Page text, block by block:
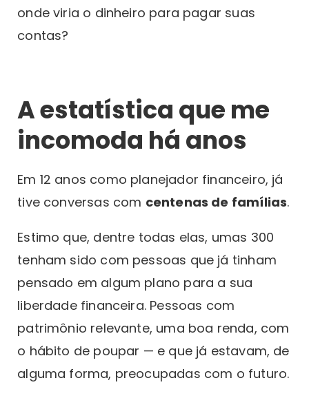
onde viria o dinheiro para pagar suas
contas?
A estatística que me
incomoda há anos
Em 12 anos como planejador financeiro, já
tive conversas com centenas de famílias.
Estimo que, dentre todas elas, umas 300
tenham sido com pessoas que já tinham
pensado em algum plano para a sua
liberdade financeira. Pessoas com
patrimônio relevante, uma boa renda, com
o hábito de poupar — e que já estavam, de
alguma forma, preocupadas com o futuro.